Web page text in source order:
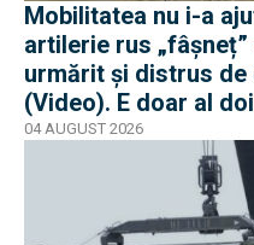
Mobilitatea nu i-a
artilerie rus
urmărit și distrus de
(Video). E doar al
război
04 AUGUST 2026